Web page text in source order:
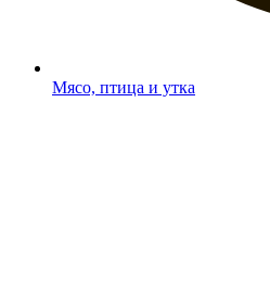
Мясо, птица и утка